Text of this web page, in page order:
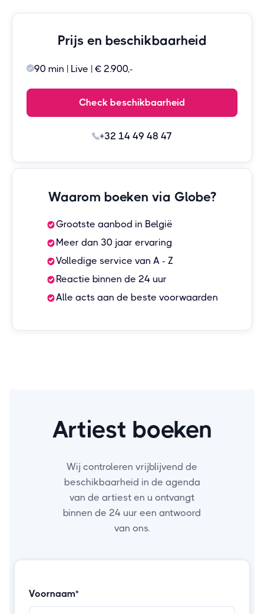
Prijs en beschikbaarheid
90 min | Live | € 2.900,-
Check beschikbaarheid
+32 14 49 48 47
Waarom boeken via Globe?
Grootste aanbod in België
Meer dan 30 jaar ervaring
Volledige service van A - Z
Reactie binnen de 24 uur
Alle acts aan de beste voorwaarden
Artiest boeken
Wij controleren vrijblijvend de
beschikbaarheid in de agenda
van de artiest en u ontvangt
binnen de 24 uur een antwoord
van ons.
Voornaam*